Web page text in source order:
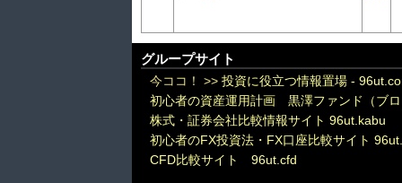
グループサイト
今ココ！ >> 投資に役立つ情報置場 -
初心者の資産運用計画 黒澤ファンド（ブ
株式・証券会社比較情報サイト 96ut.kabu
初心者のFX投資法・FX口座比較サイト
CFD比較サイト 96ut.cfd